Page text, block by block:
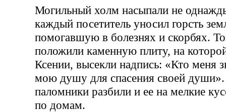
Могильный холм насыпали не
каждый посетитель уносил горсть
помогавшую в болезнях и скорбях.
положили каменную плиту, на
Ксении, высекли надпись: «Кто меня
мою душу для спасения своей
паломники разбили и ее на мелкие
по домам.